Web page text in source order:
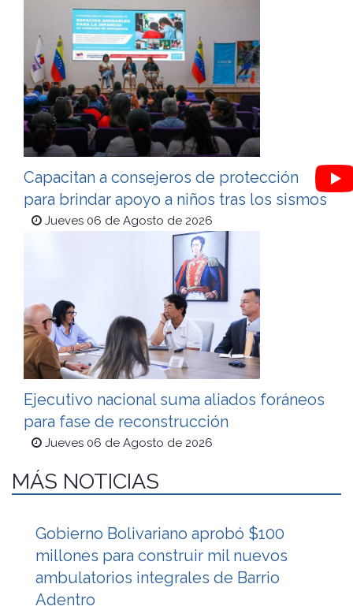
Capacitan a consejeros de protección
para brindar apoyo a niños tras los sismos
Jueves 06 de Agosto de 2026
Ejecutivo nacional suma aliados foráneos
para fase de reconstrucción
Jueves 06 de Agosto de 2026
MÁS NOTICIAS
Gobierno Bolivariano aprobó $100
millones para construir mil nuevos
ambulatorios integrales de Barrio
Adentro